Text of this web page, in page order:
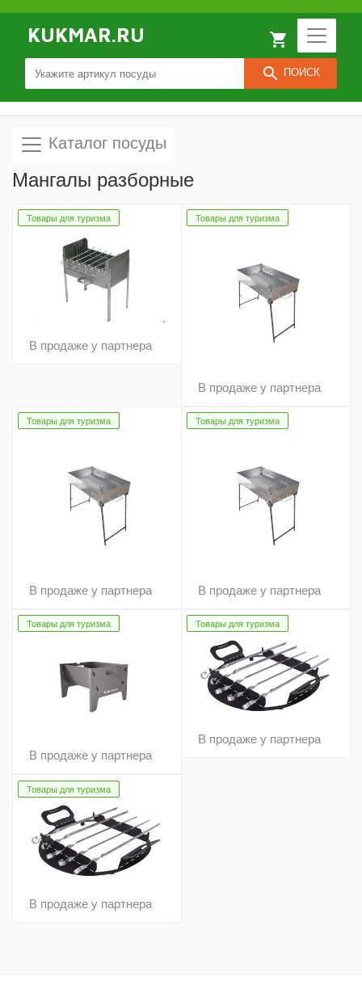
KUKMAR.RU
search ПОИСК
local_grocery_store
Каталог посуды
Мангалы разборные
Товары для туризма
В продаже у партнера
Товары для туризма
В продаже у партнера
Товары для туризма
В продаже у партнера
Товары для туризма
В продаже у партнера
Товары для туризма
В продаже у партнера
Товары для туризма
В продаже у партнера
Товары для туризма
В продаже у партнера